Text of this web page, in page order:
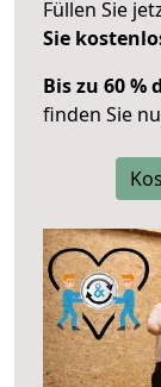
Füllen Sie
Sie
Bis zu 60 %
finden Sie